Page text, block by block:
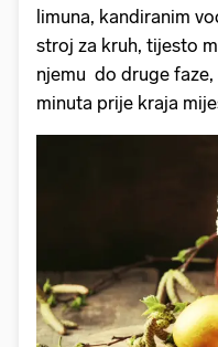
limuna, kandiranim
stroj za kruh, tijesto
njemu do druge
minuta prije kraja